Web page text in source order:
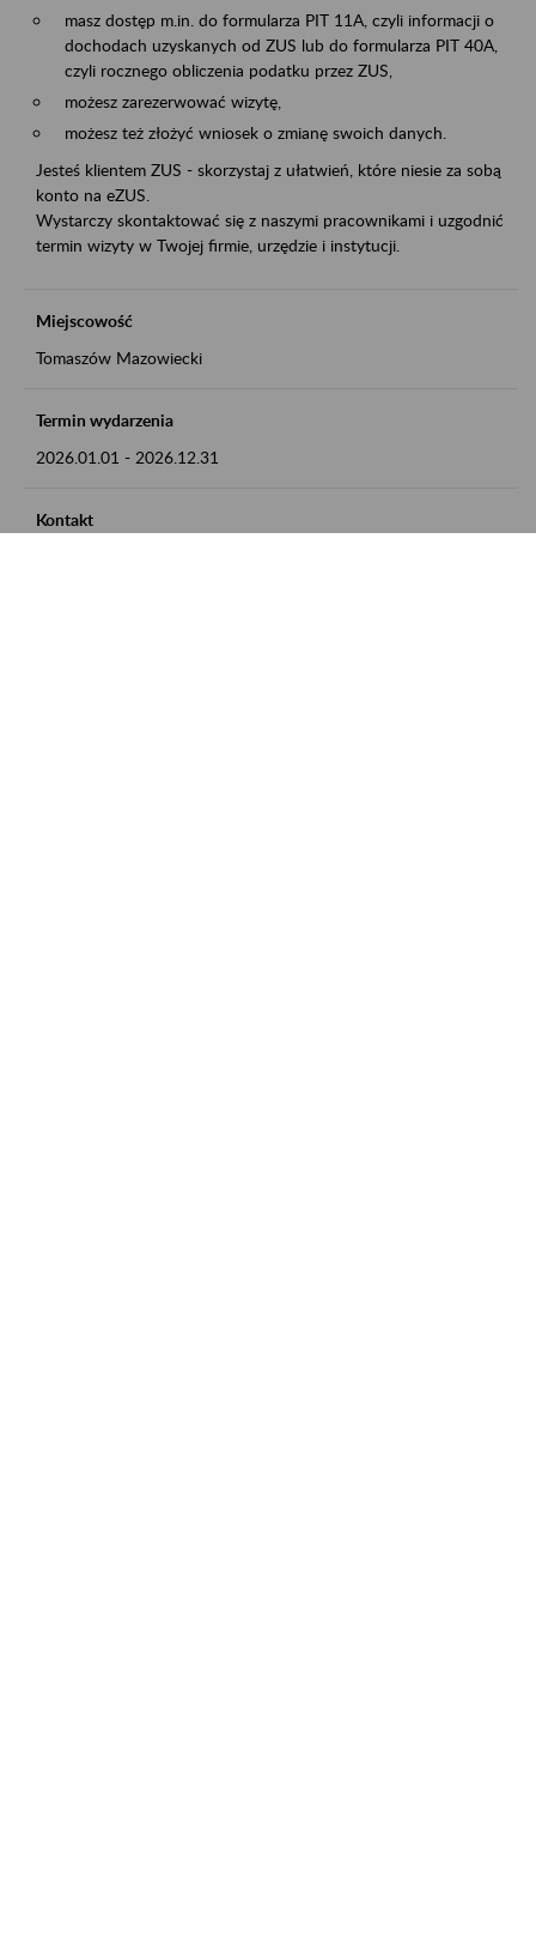
masz dostęp m.in. do formularza PIT 11A, czyli informacji o
dochodach uzyskanych od ZUS lub do formularza PIT 40A,
czyli rocznego obliczenia podatku przez ZUS,
możesz zarezerwować wizytę,
możesz też złożyć wniosek o zmianę swoich danych.
Jesteś klientem ZUS - skorzystaj z ułatwień, które niesie za sobą
konto na eZUS.
Wystarczy skontaktować się z naszymi pracownikami i uzgodnić
termin wizyty w Twojej firmie, urzędzie i instytucji.
Miejscowość
Tomaszów Mazowiecki
Termin wydarzenia
2026.01.01 - 2026.12.31
Kontakt